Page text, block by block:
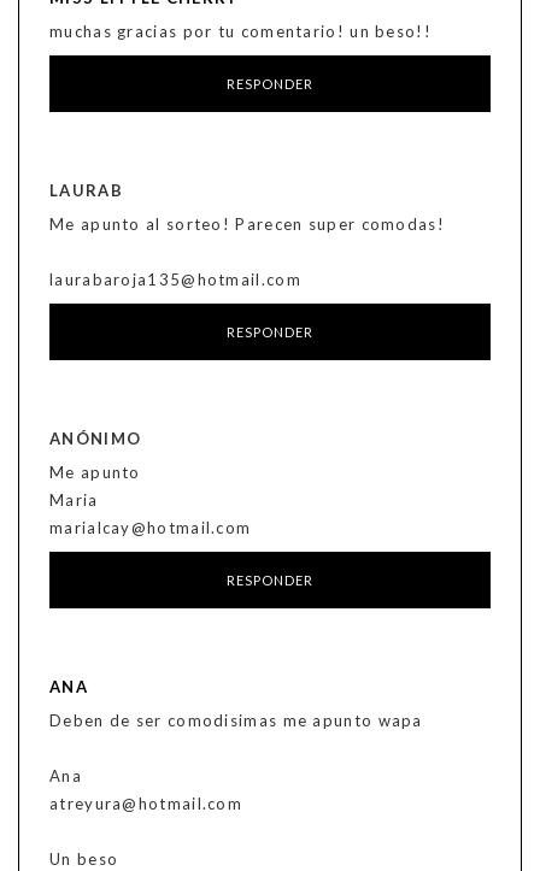
muchas gracias por tu comentario! un beso!!
RESPONDER
LAURAB
Me apunto al sorteo! Parecen super comodas!
laurabaroja135@hotmail.com
RESPONDER
ANÓNIMO
Me apunto
Maria
marialcay@hotmail.com
RESPONDER
ANA
Deben de ser comodisimas me apunto wapa
Ana
atreyura@hotmail.com
Un beso